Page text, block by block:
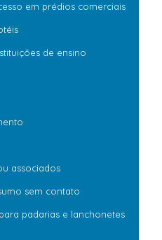
em prédios comerciais
de ensino
associados
sem contato
padarias e lanchonetes